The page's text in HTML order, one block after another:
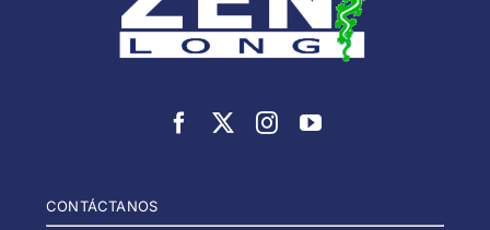
CONTÁCTANOS